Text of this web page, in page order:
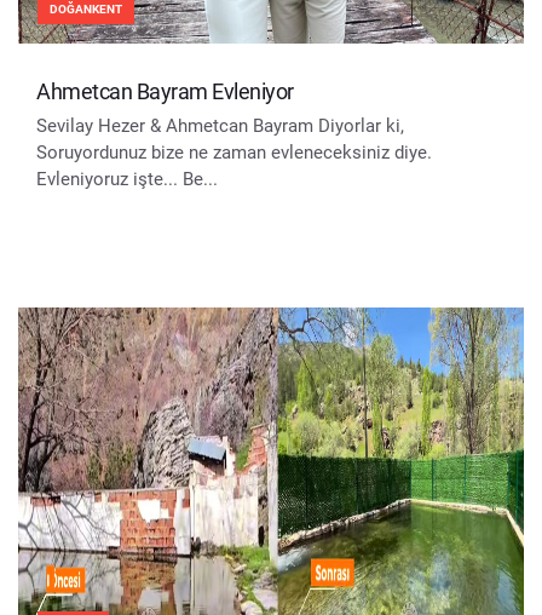
DOĞANKENT
Ahmetcan Bayram Evleniyor
Sevilay Hezer & Ahmetcan Bayram Diyorlar ki,
Soruyordunuz bize ne zaman evleneceksiniz diye.
Evleniyoruz işte... Be...